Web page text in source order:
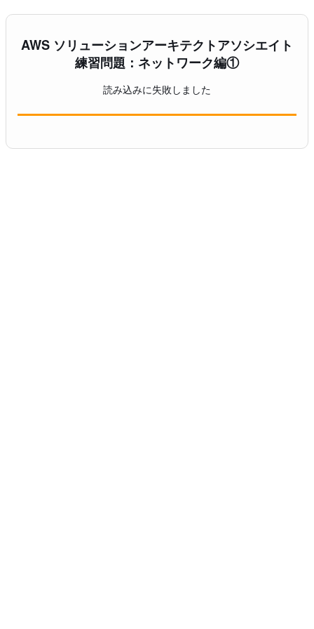
AWS ソリューションアーキテクトアソシエイト
練習問題：ネットワーク編①
読み込みに失敗しました